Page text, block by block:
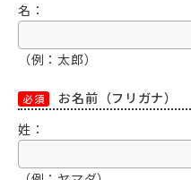
名：
（例：太郎）
必須
お名前（フリガナ）
姓：